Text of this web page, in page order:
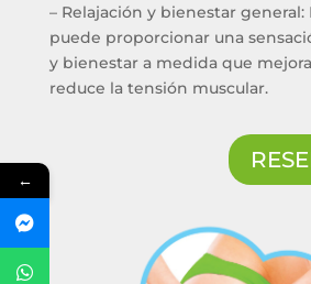
– Relajación y bienestar general:
puede proporcionar una
y bienestar a medida que
reduce la tensión muscular.
←